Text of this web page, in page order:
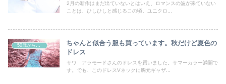
2月の新作はまだ出ていないとはいえ、ロマンスの波が来ていない
ことは、ひしひしと感じるこの頃。ユニクロ...
ちゃんと似合う服も買っています。秋だけど夏色の
ドレス
サワ アラモードさんのドレスを買いました。サマーカラー満開で
す。でも、このドレスVネックに胸元ギャザ...